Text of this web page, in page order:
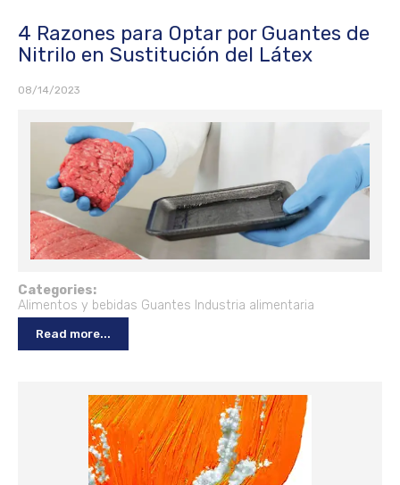
4 Razones para Optar por Guantes de
Nitrilo en Sustitución del Látex
08/14/2023
Categories:
Alimentos y bebidas Guantes Industria alimentaria
Read more...